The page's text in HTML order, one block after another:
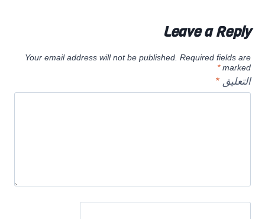
Leave a Reply
Your email address will not be published. Required fields are
marked
*
التعليق *